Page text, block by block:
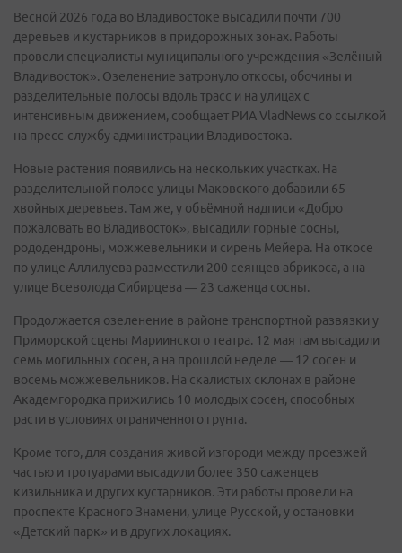
Весной 2026 года во Владивостоке высадили почти 700
деревьев и кустарников в придорожных зонах. Работы
провели специалисты муниципального учреждения «Зелёный
Владивосток». Озеленение затронуло откосы, обочины и
разделительные полосы вдоль трасс и на улицах с
интенсивным движением, сообщает РИА VladNews со ссылкой
на пресс-службу администрации Владивостока.
Новые растения появились на нескольких участках. На
разделительной полосе улицы Маковского добавили 65
хвойных деревьев. Там же, у объёмной надписи «Добро
пожаловать во Владивосток», высадили горные сосны,
рододендроны, можжевельники и сирень Мейера. На откосе
по улице Аллилуева разместили 200 сеянцев абрикоса, а на
улице Всеволода Сибирцева — 23 саженца сосны.
Продолжается озеленение в районе транспортной развязки у
Приморской сцены Мариинского театра. 12 мая там высадили
семь могильных сосен, а на прошлой неделе — 12 сосен и
восемь можжевельников. На скалистых склонах в районе
Академгородка прижились 10 молодых сосен, способных
расти в условиях ограниченного грунта.
Кроме того, для создания живой изгороди между проезжей
частью и тротуарами высадили более 350 саженцев
кизильника и других кустарников. Эти работы провели на
проспекте Красного Знамени, улице Русской, у остановки
«Детский парк» и в других локациях.